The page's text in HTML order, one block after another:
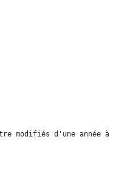
modifiés d'une année à